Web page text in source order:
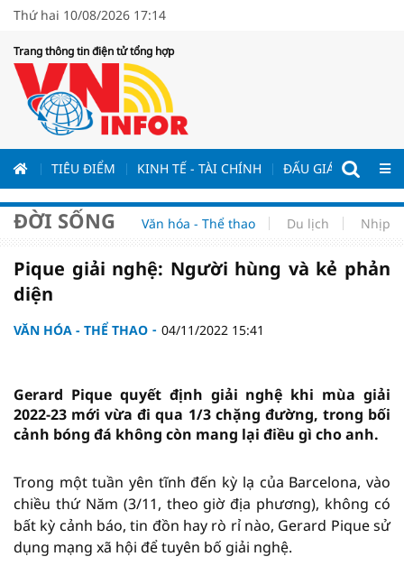
Thứ hai 10/08/2026 17:14
Trang thông tin điện tử tổng hợp
TIÊU ĐIỂM KINH TẾ - TÀI CHÍNH ĐẤU GIÁ - ĐẤU
ĐỜI SỐNG Văn hóa - Thể thao Du lịch Nhịp
Pique giải nghệ: Người hùng và kẻ phản
diện
VĂN HÓA - THỂ THAO 04/11/2022 15:41
Gerard Pique quyết định giải nghệ khi mùa giải
2022-23 mới vừa đi qua 1/3 chặng đường, trong bối
cảnh bóng đá không còn mang lại điều gì cho anh.
Trong một tuần yên tĩnh đến kỳ lạ của Barcelona, vào
chiều thứ Năm (3/11, theo giờ địa phương), không có
bất kỳ cảnh báo, tin đồn hay rò rỉ nào, Gerard Pique sử
dụng mạng xã hội để tuyên bố giải nghệ.